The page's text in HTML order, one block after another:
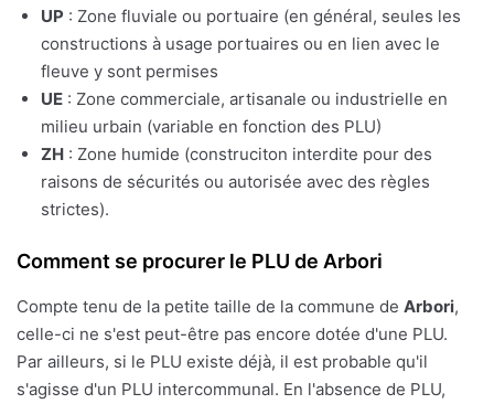
UP : Zone fluviale ou portuaire (en général, seules les
constructions à usage portuaires ou en lien avec le
fleuve y sont permises
UE : Zone commerciale, artisanale ou industrielle en
milieu urbain (variable en fonction des PLU)
ZH : Zone humide (construciton interdite pour des
raisons de sécurités ou autorisée avec des règles
strictes).
Comment se procurer le PLU de Arbori
Compte tenu de la petite taille de la commune de Arbori,
celle-ci ne s'est peut-être pas encore dotée d'une PLU.
Par ailleurs, si le PLU existe déjà, il est probable qu'il
s'agisse d'un PLU intercommunal. En l'absence de PLU,